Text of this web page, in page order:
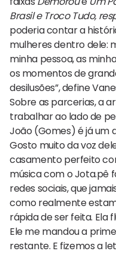
Brasil e Troco Tudo,
poderia contar a
mulheres dentro dele:
minha pessoa, as
os momentos de
desilusões”, define
Sobre as parcerias, a
trabalhar ao lado de
João (Gomes) é já um
Gosto muito da voz
casamento perfeito
música com o Jota.pê
redes sociais, que
como realmente
rápida de ser feita. Ela
Ele me mandou a
restante. E fizemos a